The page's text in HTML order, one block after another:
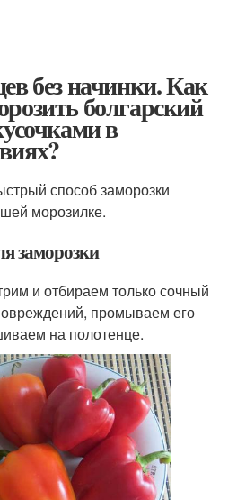
без начинки. Как
болгарский
в
способ заморозки
морозилке.
заморозки
и отбираем только сочный
промываем его
на полотенце.